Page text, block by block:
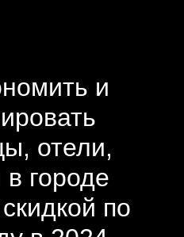
и
отели,
городе
по